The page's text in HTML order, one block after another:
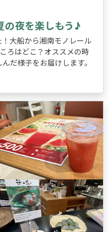
の夜を楽しもう♪
大船から湘南モノレール
ろはどこ？オススメの時
だ様子をお届けします。